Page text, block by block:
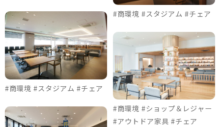
#商環境 #スタジアム #チェア
#商環境 #スタジアム #チェア
#商環境 #ショップ＆レジャー
#アウトドア家具 #チェア